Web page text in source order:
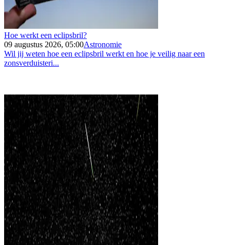
Hoe werkt een eclipsbril?
09 augustus 2026, 05:00Astronomie
Wil jij weten hoe een eclipsbril werkt en hoe je veilig naar een
zonsverduisteri...